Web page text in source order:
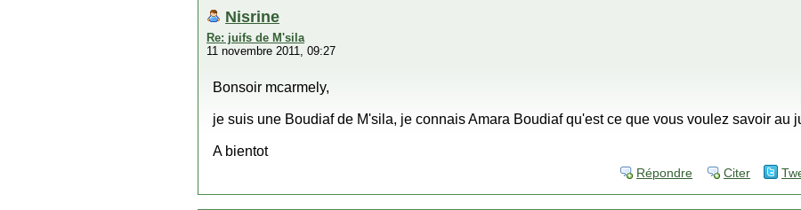
Nisrine
Re: juifs de M'sila
11 novembre 2011, 09:27
Bonsoir mcarmely,
je suis une Boudiaf de M'sila, je connais Amara Boudiaf qu'est ce que vous voulez savoir au
A bientot
Répondre Citer